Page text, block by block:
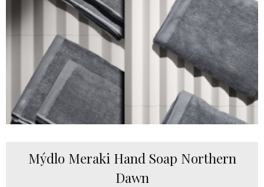
Mýdlo Meraki Hand Soap Northern
Dawn